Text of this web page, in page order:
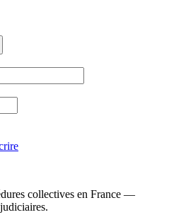
collectives en France —